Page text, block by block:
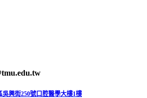
吳興街250號口腔醫學大樓1樓